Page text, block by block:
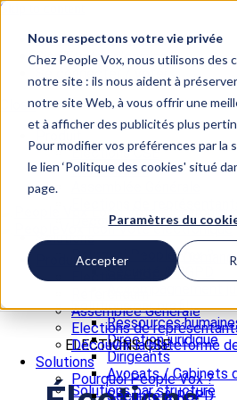
Nous respectons votre vie privée
Chez People Vox, nous utilisons des
notre site : ils nous aident à
notre site Web, à vous offrir une
et à afficher des publicités plus
Pour modifier vos préférences par la
le lien ‘Politique des cookies' situé
page.
Paramètres du
Accepter
Skip to content
📞 +33 5 82 95 56 50
Site Études d'opinion
Se connecter / voter
Close
Elections CSE
Référendum
Découvrir la plateforme
Solutions
Pourquoi People Vox ?
Sécurité & RGPD
Solutions par profil
Ressources
Direction juridique
Dirigeants
Avocats / Cabinets
Solutions par structure
Produit
Elections CSE
Assemblée Générale
Elections de
Découvrir la plateforme
Solutions
Pourquoi People Vox ?
Sécurité & RGPD
ELECTIONS CSE